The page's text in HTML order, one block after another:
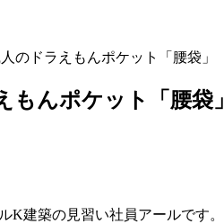
のドラえもんポケット「腰袋」
もんポケット「腰袋」
K建築の見習い社員アールです。